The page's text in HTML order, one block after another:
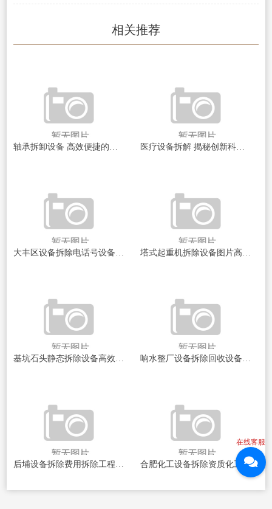
相关推荐
轴承拆卸设备 高效便捷的工业利器 医疗设备拆解 揭秘创新科技的精髓之旅
大丰区设备拆除电话号设备拆除服务的秘密与技巧揭秘！ 塔式起重机拆除设备图片高空作业的秘密与挑战揭秘
基坑石头静态拆除设备高效安全的地下岩石处理新技术探索 响水整厂设备拆除回收设备重生之路：如何实现资源的高效再利用
后埔设备拆除费用拆除工程背后的秘密与挑战 合肥化工设备拆除资质化工设备拆除背后的秘密与挑战！
在线客服